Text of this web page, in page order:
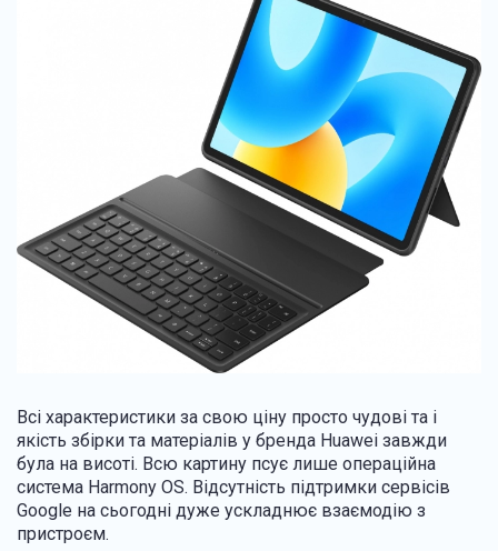
Всі характеристики за свою ціну просто чудові та і
якість збірки та матеріалів у бренда Huawei завжди
була на висоті. Всю картину псує лише операційна
система Harmony OS. Відсутність підтримки сервісів
Google на сьогодні дуже ускладнює взаємодію з
пристроєм.